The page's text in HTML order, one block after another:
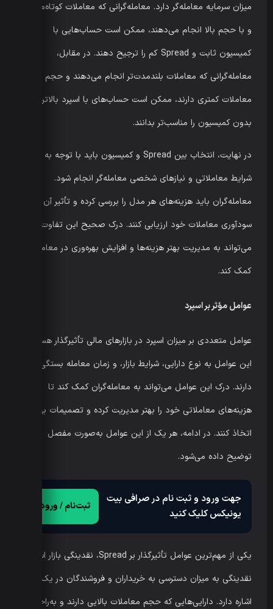
میزان سرمایه معامله‌گر دارد. معامله‌گرانی که معاملات کوتاه‌مدت
و با حجم بالا انجام می‌دهند، ممکن است حساب‌هایی با
کمیسیون ثابت و Spread کم را ترجیح دهند. در مقابل،
معامله‌گرانی که معاملات بلندمدت‌تر انجام می‌دهند و حجم
معاملات کمتری دارند، ممکن است حساب‌های با اسپرد بالاتر و
بدون کمیسیون را مناسب‌تر بدانند.
در نهایت، انتخاب بین Spread و کمیسیون باید با توجه به
شرایط معاملاتی و نیازهای شخصی معامله‌گر انجام شود.
معامله‌گران باید هزینه‌های هر مدل را بررسی کرده و تأثیر آن را بر
سودآوری معاملات خود ارزیابی کنند. درک صحیح این تفاوت‌ها
می‌تواند به مدیریت بهتر هزینه‌ها و افزایش بهره‌وری در معاملات
کمک کند.
عوامل مؤثر بر اسپرد
عوامل متعددی بر میزان اسپرد در بازارهای مالی تأثیرگذار هستند.
این عوامل به نوع دارایی، شرایط بازار، و زمان معامله بستگی
دارند. درک این عوامل می‌تواند به معامله‌گران کمک کند تا
هزینه‌های معاملاتی خود را بهتر مدیریت کرده و تصمیمات بهتری
اتخاذ کنند. در ادامه، هر یک از این عوامل به‌صورت مفصل
توضیح داده می‌شود.
جهت ورود و ثبت نام در صرافی بیت
یونیکس کلیک کنید
ثبت‌نام / ورود
یکی از مهم‌ترین عوامل تأثیرگذار بر Spread، نقدینگی بازار است.
نقدینگی به میزان دسترسی به خریداران و فروشندگان در یک بازار
اشاره دارد. دارایی‌هایی که حجم معاملات بالایی دارند و به‌راحتی